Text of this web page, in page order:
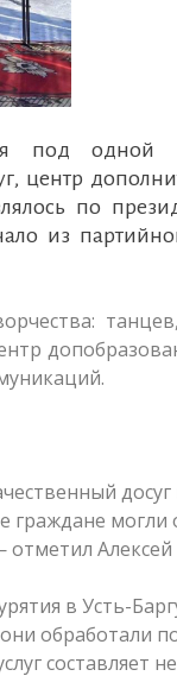
под одной
центр
по
из
досуг
граждане могли
отметил
в Усть-
обработали
составляет